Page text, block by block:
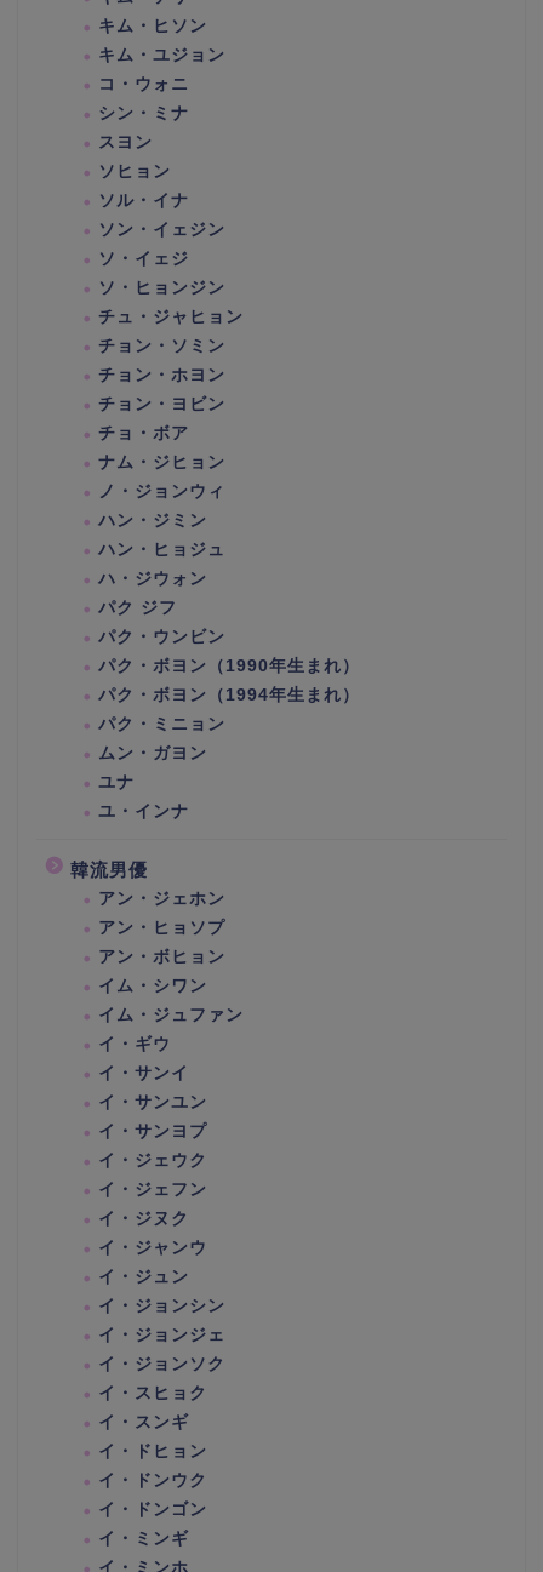
キム・ヒソン
キム・ユジョン
コ・ウォニ
シン・ミナ
スヨン
ソヒョン
ソル・イナ
ソン・イェジン
ソ・イェジ
ソ・ヒョンジン
チュ・ジャヒョン
チョン・ソミン
チョン・ホヨン
チョン・ヨビン
チョ・ボア
ナム・ジヒョン
ノ・ジョンウィ
ハン・ジミン
ハン・ヒョジュ
ハ・ジウォン
パク ジフ
パク・ウンビン
パク・ボヨン（1990年生まれ）
パク・ボヨン（1994年生まれ）
パク・ミニョン
ムン・ガヨン
ユナ
ユ・インナ
韓流男優
アン・ジェホン
アン・ヒョソプ
アン・ボヒョン
イム・シワン
イム・ジュファン
イ・ギウ
イ・サンイ
イ・サンユン
イ・サンヨプ
イ・ジェウク
イ・ジェフン
イ・ジヌク
イ・ジャンウ
イ・ジュン
イ・ジョンシン
イ・ジョンジェ
イ・ジョンソク
イ・スヒョク
イ・スンギ
イ・ドヒョン
イ・ドンウク
イ・ドンゴン
イ・ミンギ
イ・ミンホ